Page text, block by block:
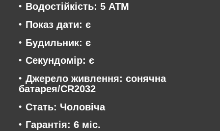
Водостійкість: 5 АТМ
Показ дати: є
Будильник: є
Секундомір: є
Джерело живлення: сонячна
батарея/CR2032
Стать: Чоловіча
Гарантія: 6 міс.